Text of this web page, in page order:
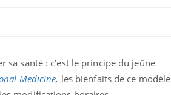
santé : c’est le principe du jeûne
Medicine, les bienfaits de ce modèle
trop